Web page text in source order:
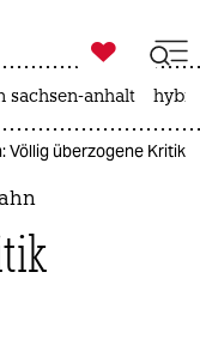

taz zahl ich
sachsen-anhalt
Völlig überzogene Kritik